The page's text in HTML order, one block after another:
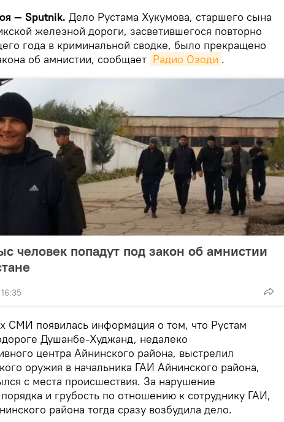
— Sputnik. Дело Рустама Хукумова, старшего сына
железной дороги, засветившегося повторно
года в криминальной сводке, было прекращено
об амнистии, сообщает Радио Озоди .
человек попадут под закон об амнистии
СМИ появилась информация о том, что Рустам
Душанбе-Худжанд, недалеко
центра Айнинского района, выстрелил
оружия в начальника ГАИ Айнинского района,
с места происшествия. За нарушение
и грубость по отношению к сотруднику ГАИ,
района тогда сразу возбудила дело.